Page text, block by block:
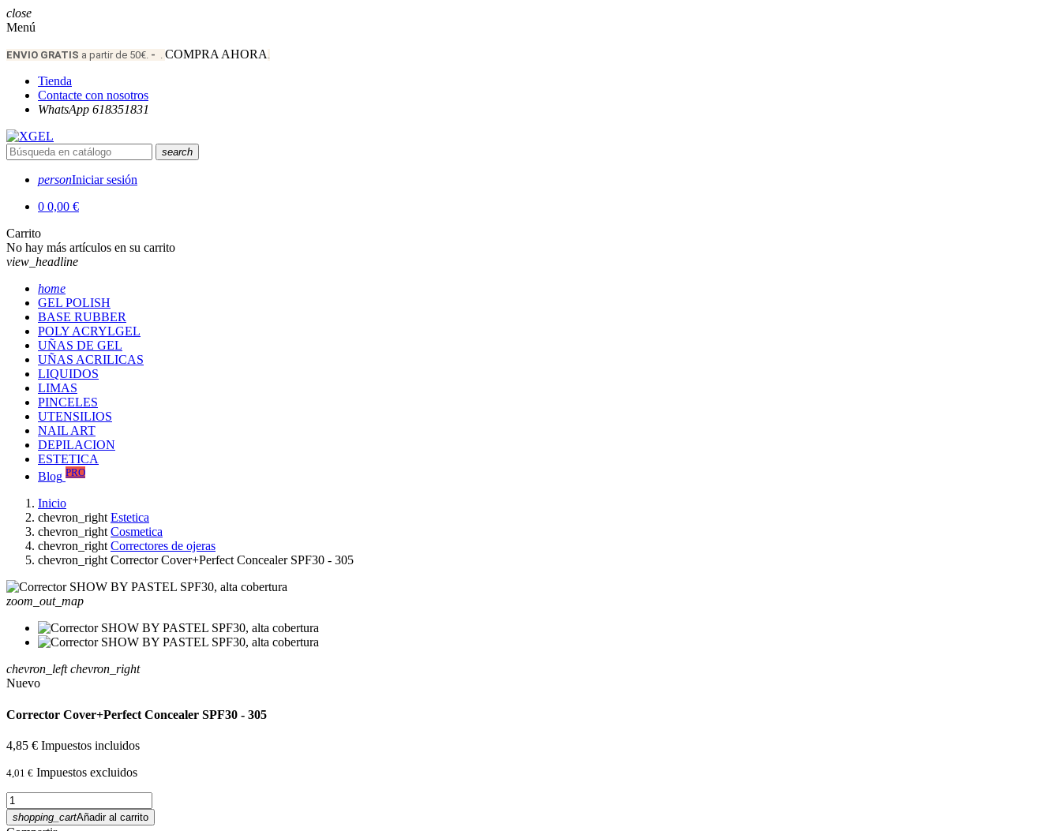
close
Menú
ENVIO GRATIS a partir de 50€. - . COMPRA AHORA .
Tienda
Contacte con nosotros
WhatsApp 618351831
search
personIniciar sesión
0 0,00 €
Carrito
No hay más artículos en su carrito
view_headline
home
GEL POLISH
BASE RUBBER
POLY ACRYLGEL
UÑAS DE GEL
UÑAS ACRILICAS
LIQUIDOS
LIMAS
PINCELES
UTENSILIOS
NAIL ART
DEPILACION
ESTETICA
Blog PRO
Inicio
chevron_right Estetica
chevron_right Cosmetica
chevron_right Correctores de ojeras
chevron_right Corrector Cover+Perfect Concealer SPF30 - 305
zoom_out_map
chevron_left chevron_right
Nuevo
Corrector Cover+Perfect Concealer SPF30 - 305
4,85 € Impuestos incluidos
4,01 € Impuestos excluidos
shopping_cartAñadir al carrito